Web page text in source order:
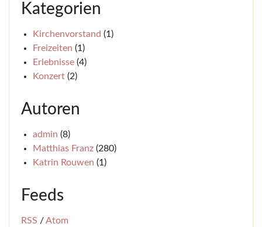
Kategorien
Kirchenvorstand (1)
Freizeiten (1)
Erlebnisse (4)
Konzert (2)
Autoren
admin (8)
Matthias Franz (280)
Katrin Rouwen (1)
Feeds
RSS /Atom